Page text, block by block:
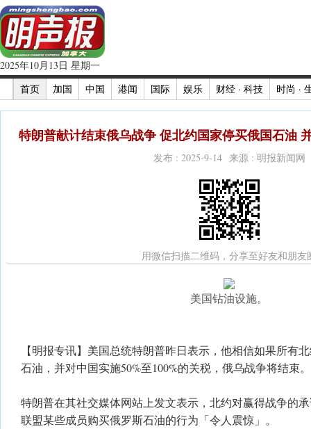
2025年10月13日 星期一
首页
加国 中国 港闻 国际 娱乐 财经 · 科技 时尚 ·
特朗普献计结束俄乌战争 促北约国家停买俄国石油
发布 : 2025-9-14 来源 : 明报新闻网
用微信扫描二维码，分享至好友和朋友
美国钻油设施。
【明报专讯】美国总统特朗普昨日表示，他相信如果所有
石油，并对中国实施50%至100%的关税，俄乌战争将结束。
特朗普在其社交媒体网站上发文表示，北约对赢得战争的
联盟某些成员购买俄罗斯石油的行为「令人震惊」。